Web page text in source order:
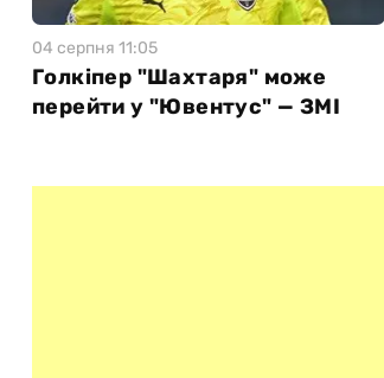
04 серпня 11:05
Голкіпер "Шахтаря" може
перейти у "Ювентус" — ЗМІ